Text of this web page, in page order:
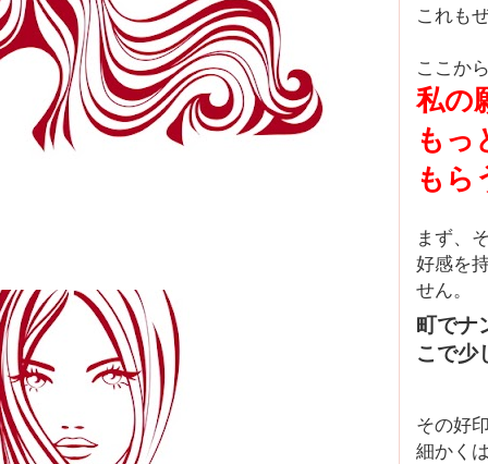
これも
ここか
私の
もっ
もら
まず、
好感を
せん。
町でナ
こで少
その好
細かく